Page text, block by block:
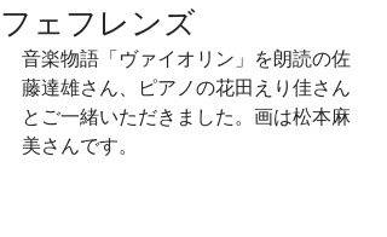
フェフレンズ
音楽物語「ヴァイオリン」を朗読の佐
藤達雄さん、ピアノの花田えり佳さん
とご一緒いただきました。画は松本麻
美さんです。